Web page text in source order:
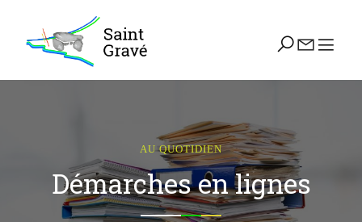
AU QUOTIDIEN
Démarches en lignes